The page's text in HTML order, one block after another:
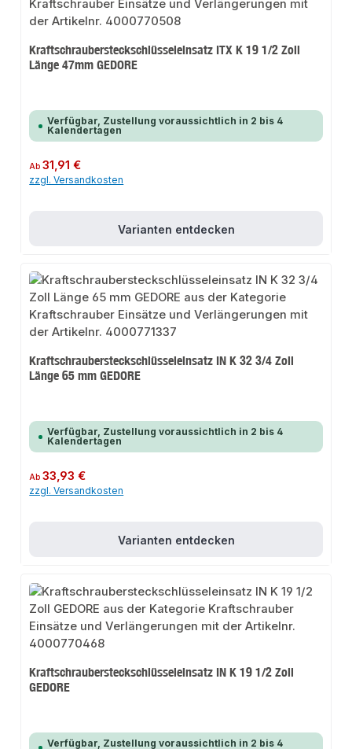
Kraftschraubersteckschlüsseleinsatz ITX K 19 1/2 Zoll
Länge 47mm GEDORE
Verfügbar, Zustellung voraussichtlich in 2 bis 4
Kalendertagen
Regulärer Preis:
Ab31,91 €
zzgl. Versandkosten
Varianten entdecken
Kraftschraubersteckschlüsseleinsatz IN K 32 3/4 Zoll
Länge 65 mm GEDORE
Verfügbar, Zustellung voraussichtlich in 2 bis 4
Kalendertagen
Regulärer Preis:
Ab33,93 €
zzgl. Versandkosten
Varianten entdecken
Kraftschraubersteckschlüsseleinsatz IN K 19 1/2 Zoll
GEDORE
Verfügbar, Zustellung voraussichtlich in 2 bis 4